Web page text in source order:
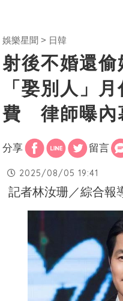
娛樂星聞 日韓
射後不婚還
「娶別人」
費 律師曝內
分享 留言
2025/08/05 19:41
記者林汝珊／綜合報